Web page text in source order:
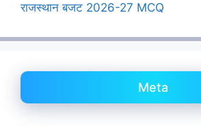
राजस्थान बजट 2026-27 MCQ
Meta